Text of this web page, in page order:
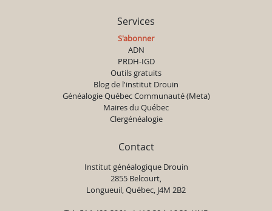
Services
S'abonner
ADN
PRDH-IGD
Outils gratuits
Blog de l'institut Drouin
Généalogie Québec Communauté (Meta)
Maires du Québec
Clergénéalogie
Contact
Institut généalogique Drouin
2855 Belcourt,
Longueuil, Québec, J4M 2B2